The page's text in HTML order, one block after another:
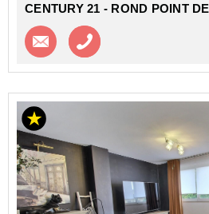
CENTURY 21 - ROND POINT
Contacter l'agence